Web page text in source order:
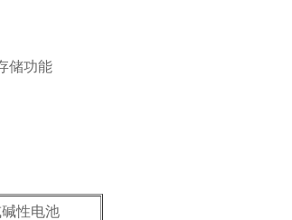
储功能
性电池